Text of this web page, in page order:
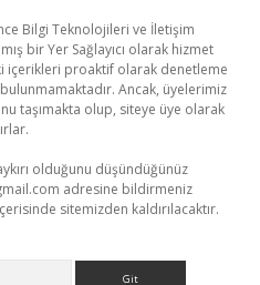
Bilgi Teknolojileri ve İletişim
bir Yer Sağlayıcı olarak hizmet
içerikleri proaktif olarak denetleme
Ancak, üyelerimiz
taşımakta olup, siteye üye olarak
olduğunu düşündüğünüz
adresine bildirmeniz
sitemizden kaldırılacaktır.